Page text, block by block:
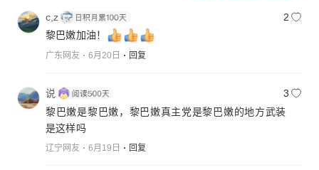
c,z
2
黎巴嫩加油！
广东网友 6月20日 回复
说
3
黎巴嫩是黎巴嫩，黎巴嫩真主党是黎巴嫩的地方武装
是这样吗
辽宁网友 6月19日 回复